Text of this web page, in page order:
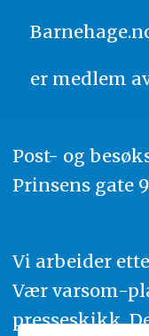
er medlem
Post- og
Prinsens gate
Vi arbeider
Vær varsom-
presseskikk.